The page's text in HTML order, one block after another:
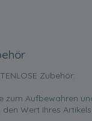
Zubehör:
zum Aufbewahren
Wert Ihres Artikels